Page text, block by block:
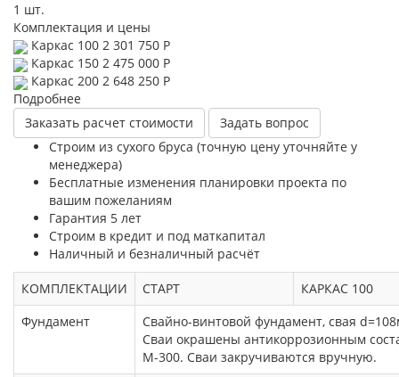
1 шт.
Комплектация и цены
Каркас 100 2 301 750 Р
Каркас 150 2 475 000 Р
Каркас 200 2 648 250 Р
Подробнее
Заказать расчет стоимости
Задать вопрос
Строим из сухого бруса (точную цену уточняйте у
менеджера)
Бесплатные изменения планировки проекта по
вашим пожеланиям
Гарантия 5 лет
Строим в кредит и под маткапитал
Наличный и безналичный расчёт
КОМПЛЕКТАЦИИ СТАРТ
КАРКАС 100
Фундамент
Свайно-винтовой фундамент, свая
Сваи окрашены антикоррозионным
М-300. Сваи закручиваются вручную.